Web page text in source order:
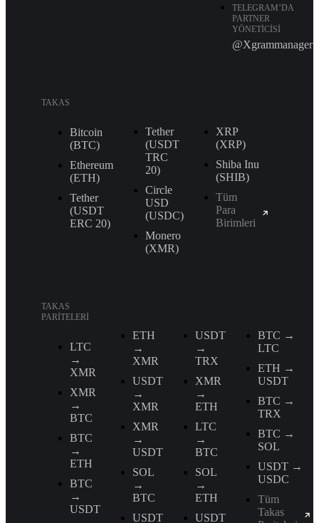
TELEGRAM’DA
PARTNER
YÖNETICISI
@Xgrammanager
TAKAS
Bitcoin
(BTC)
Ethereum
(ETH)
Tether
(USDT
ERС 20)
Tether
(USDT
TRС
20)
Circle
USD
(USDC)
Monero
(XMR)
XRP
(XRP)
Shiba Inu
(SHIB)
Tüm
Para
Birimleri
TAKAS
PARITELERI
LTC
→
XMR
XMR
→
BTC
BTC
→
ETH
BTC
→
USDT
ETH
→
XMR
USDT
→
XMR
XMR
→
USDT
SOL
→
BTC
USDT
USDT
→
TRX
XMR
→
ETH
LTC
→
BTC
SOL
→
ETH
USDT
BTC →
LTC
ETH →
USDT
BTC →
TRX
BTC →
SOL
USDT →
USDC
Tüm
Takas